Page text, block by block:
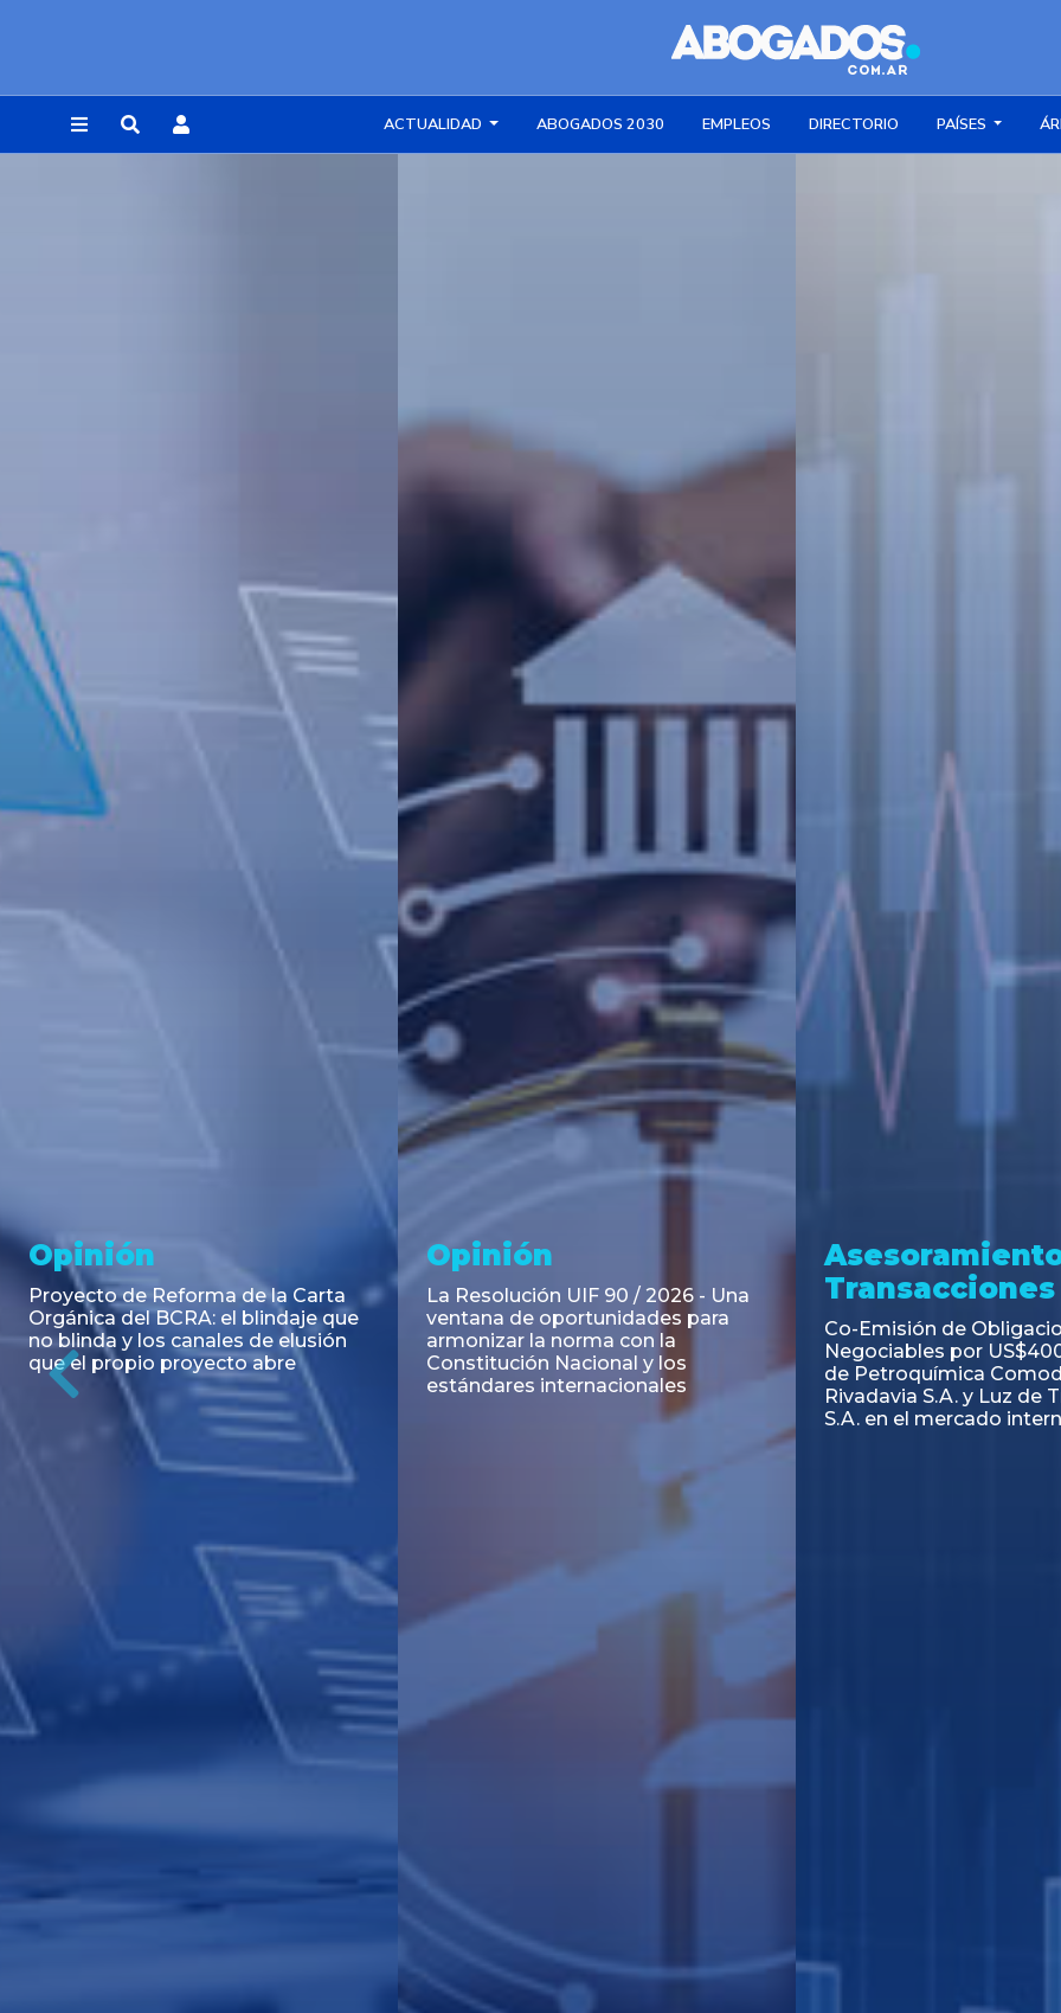
ACTUALIDAD ABOGADOS 2030 EMPLEOS DIRECTORIO PAÍSES
Noticia
RESOLUCIÓN 271/2026 de la
SECRETARIA DE COORDINACIÓN
DE PRODUCCIÓN: Actualización y
unificación de las advertencias
obligatorias en la publicidad de
juegos y apuestas en...
Asesoramiento y
Transacciones
Emisión de Obligaciones
Negociables Clase E de Central
Puerto S.A. por un Valor Nominal
de U$S 98.897.303
Transacciones
PAGBAM asesoró a
autorización para la
de los Certificados de
del Fideicomiso
Inmobiliario "Espacio
Previous